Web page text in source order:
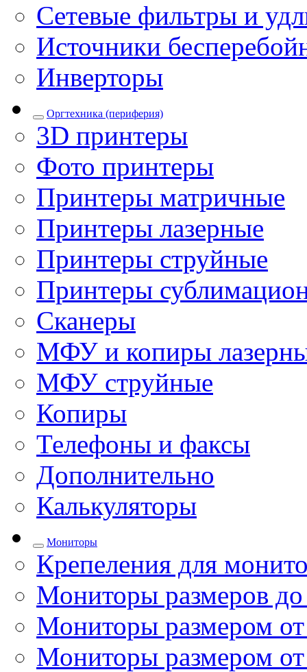
Сетевые фильтры и
Источники
Инверторы
Оргтехника (периферия)
3D принтеры
Фото принтеры
Принтеры матричные
Принтеры лазерные
Принтеры струйные
Принтеры
Сканеры
МФУ и копиры
МФУ струйные
Копиры
Телефоны и факсы
Дополнительно
Калькуляторы
Мониторы
Крепеления для
Мониторы размеров
Мониторы размером
Мониторы размером